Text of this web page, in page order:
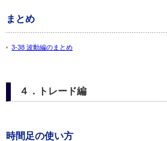
まとめ
3-38 波動編のまとめ
４．トレード編
時間足の使い方